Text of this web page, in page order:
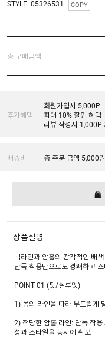
STYLE. 05326531 COPY
총 구매금액
추가혜택
회원가입시 5,000P
최대 10% 할인 혜택
리뷰 작성시 1,000P
배송비 총 주문 금액 5,000
상품설명
넥라인과 암홀의 감각적인 배
단독 착용만으로도 경쾌하고
POINT 01 (핏/실루엣)
1) 몸의 라인을 따라 부드럽게
2) 적당한 암홀 라인: 단독 착
성과 스타일을 동시에 확보